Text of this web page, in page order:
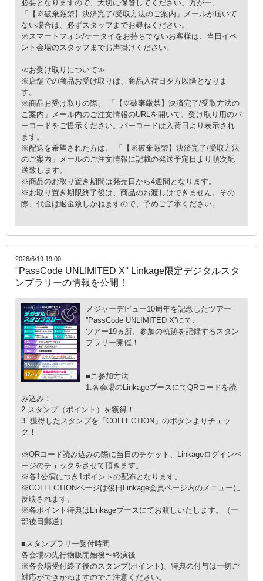
必要となりますので、大切に保管してください。万が一、
「【※破棄厳禁】決済完了/受取方法のご案内」メールが届いて
ない場合は、必ずスタッフまでお尋ねください。
※スマートフォン/ケータイをお持ちでないお客様は、当日イベ
ント会場のスタッフまでお声掛けください。
≪お受け取りについて≫
※店舗での商品お受け取りは、商品入荷日夕方以降となりま
す。
※商品お受け取りの際、 「【※破棄厳禁】決済完了/受取方法の
ご案内」メール内のご注文情報のURLを開いて、受け取り用のバ
ーコードをご提示ください。バーコードは入荷日より表示され
ます。
※配送を希望された方は、 「【※破棄厳禁】決済完了/受取方法
のご案内」メールのご注文情報に記載の発送予定日より順次配
送致します。
※商品のお取り置き期間は発売日から4週間となります。
※お取り置き期限終了後は、商品のお渡しはできません。その
際、代金は返金致しかねますので、予めご了承ください。
2026/6/19 19:00
''PassCode UNLIMITED X'' Linkage限定デジタルスタ
ンプラリーの情報を公開！
メジャーデビュー10周年を記念したツアー
''PassCode UNLIMITED X''にて、
ツアー19ヵ所、参加の軌跡を記録するスタン
プラリー開催！
■ご参加方法
1.各会場のLinkageブースにてQRコードを読
み込み！
2.スタンプ（ポイント）を獲得！
3. 獲得したスタンプを「COLLECTION」のボタンよりチェッ
ク！
※QRコード読み込みの際に当日のチケット、Linkageログインペ
ージのチェックをさせて頂きます。
※各1公演につき1ポイントの配布となります。
※COLLECTIONページは後日Linkage会員ページ内のメニューに
反映されます。
※各ポイント特典はLinkageブースにてお渡しいたします。（一
部後日郵送）
■スタンプラリー受付時間
各会場の先行物販開始後〜終演後
※各会場受付終了後のスタンプ(ポイント)、特典の付与は一切ご
対応ができかねますのでご注意ください。